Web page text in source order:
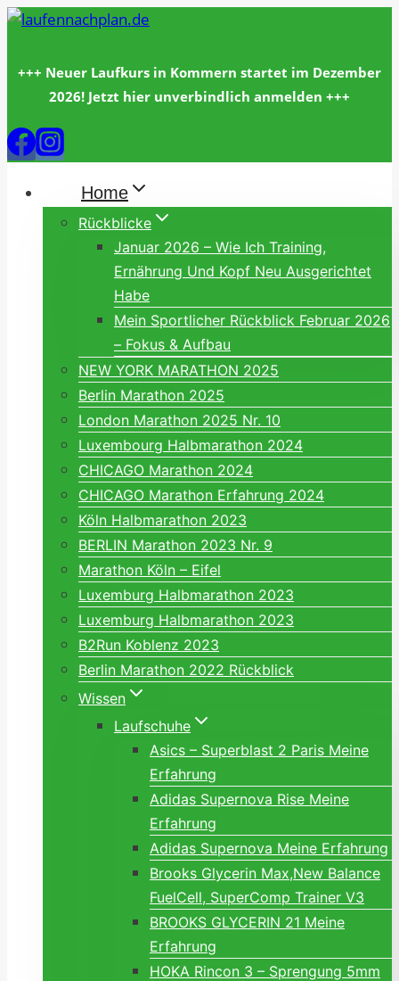
Zum
springen
+++ Neuer Laufkurs in Kommern startet im Dezember
2026! Jetzt hier unverbindlich anmelden +++
Home
Rückblicke
Januar 2026 – Wie Ich Training,
Ernährung Und Kopf Neu Ausgerichtet
Habe
Mein Sportlicher Rückblick Februar 2026
– Fokus & Aufbau
NEW YORK MARATHON 2025
Berlin Marathon 2025
London Marathon 2025 Nr. 10
Luxembourg Halbmarathon 2024
CHICAGO Marathon 2024
CHICAGO Marathon Erfahrung 2024
Köln Halbmarathon 2023
BERLIN Marathon 2023 Nr. 9
Marathon Köln – Eifel
Luxemburg Halbmarathon 2023
Luxemburg Halbmarathon 2023
B2Run Koblenz 2023
Berlin Marathon 2022 Rückblick
Wissen
Laufschuhe
Asics – Superblast 2 Paris Meine
Erfahrung
Adidas Supernova Rise Meine
Erfahrung
Adidas Supernova Meine Erfahrung
Brooks Glycerin Max,New Balance
FuelCell, SuperComp Trainer V3
BROOKS GLYCERIN 21 Meine
Erfahrung
HOKA Rincon 3 – Sprengung 5mm